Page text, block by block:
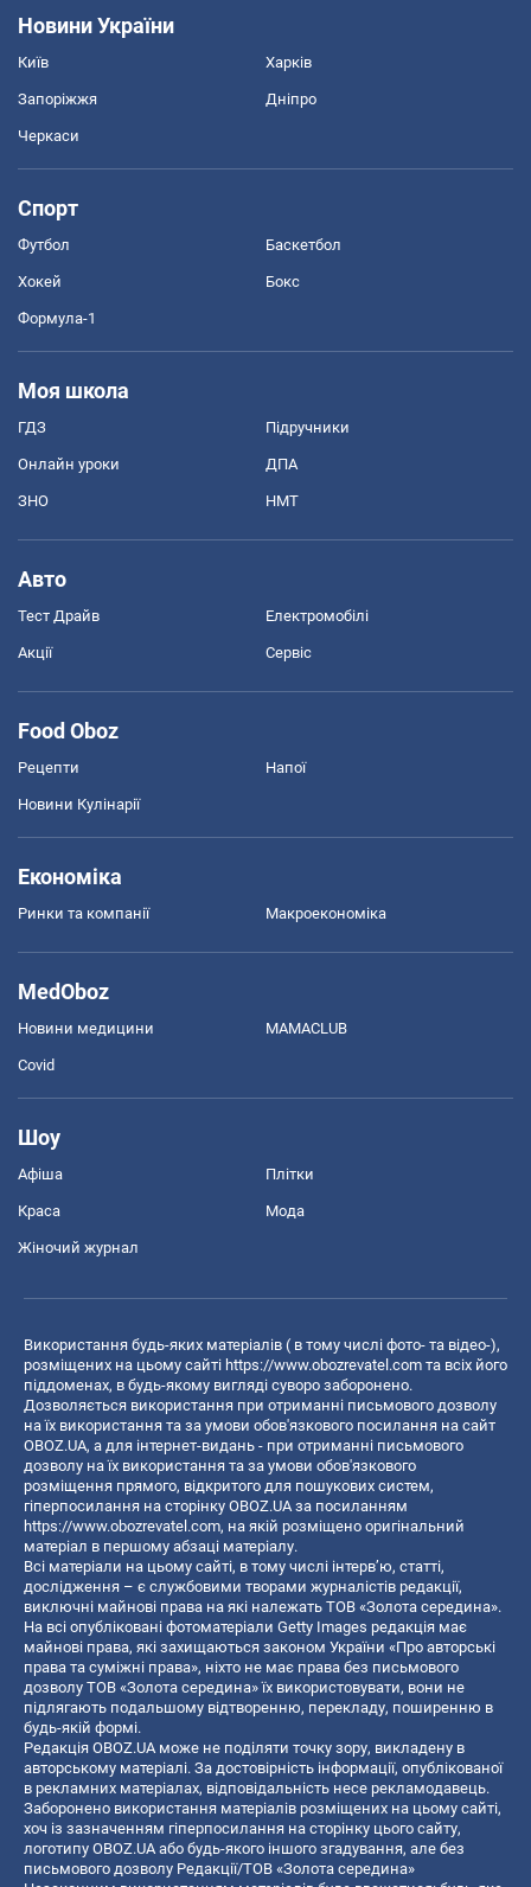
Новини України
Київ Харків
Запоріжжя Дніпро
Черкаси
Спорт
Футбол Баскетбол
Хокей Бокс
Формула-1
Моя школа
ГДЗ Підручники
Онлайн уроки ДПА
ЗНО НМТ
Авто
Тест Драйв Електромобілі
Акції Сервіс
Food Oboz
Рецепти Напої
Новини Кулінарії
Економіка
Ринки та компанії Макроекономіка
MedOboz
Новини медицини MAMACLUB
Covid
Шоу
Афіша Плітки
Краса Мода
Жіночий журнал
Використання будь-яких матеріалів ( в тому числі фото- та відео-),
розміщених на цьому сайті https://www.obozrevatel.com та всіх його
піддоменах, в будь-якому вигляді суворо заборонено.
Дозволяється використання при отриманні письмового дозволу
на їх використання та за умови обов'язкового посилання на сайт
OBOZ.UA, а для інтернет-видань - при отриманні письмового
дозволу на їх використання та за умови обов'язкового
розміщення прямого, відкритого для пошукових систем,
гіперпосилання на сторінку OBOZ.UA за посиланням
https://www.obozrevatel.com, на якій розміщено оригінальний
матеріал в першому абзаці матеріалу.
Всі матеріали на цьому сайті, в тому числі інтерв’ю, статті,
дослідження – є службовими творами журналістів редакції,
виключні майнові права на які належать ТОВ «Золота середина».
На всі опубліковані фотоматеріали Getty Images редакція має
майнові права, які захищаються законом України «Про авторські
права та суміжні права», ніхто не має права без письмового
дозволу ТОВ «Золота середина» їх використовувати, вони не
підлягають подальшому відтворенню, перекладу, поширенню в
будь-якій формі.
Редакція OBOZ.UA може не поділяти точку зору, викладену в
авторському матеріалі. За достовірність інформації, опублікованої
в рекламних матеріалах, відповідальність несе рекламодавець.
Заборонено використання матеріалів розміщених на цьому сайті,
хоч із зазначенням гіперпосилання на сторінку цього сайту,
логотипу OBOZ.UA або будь-якого іншого згадування, але без
письмового дозволу Редакції/ТОВ «Золота середина»